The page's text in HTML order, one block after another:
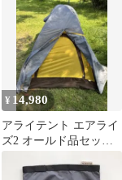
¥ 14,980
アライテント エアライ
ズ2 オールド品セット